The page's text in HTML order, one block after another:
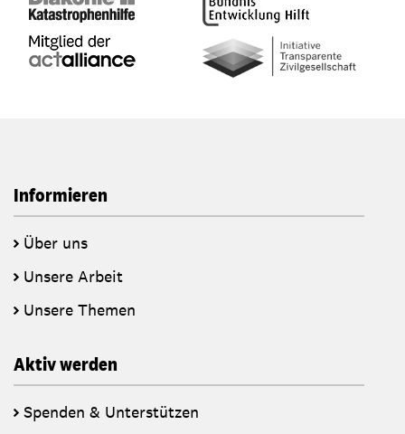
Informieren
Über uns
Unsere Arbeit
Unsere Themen
Aktiv werden
Spenden & Unterstützen